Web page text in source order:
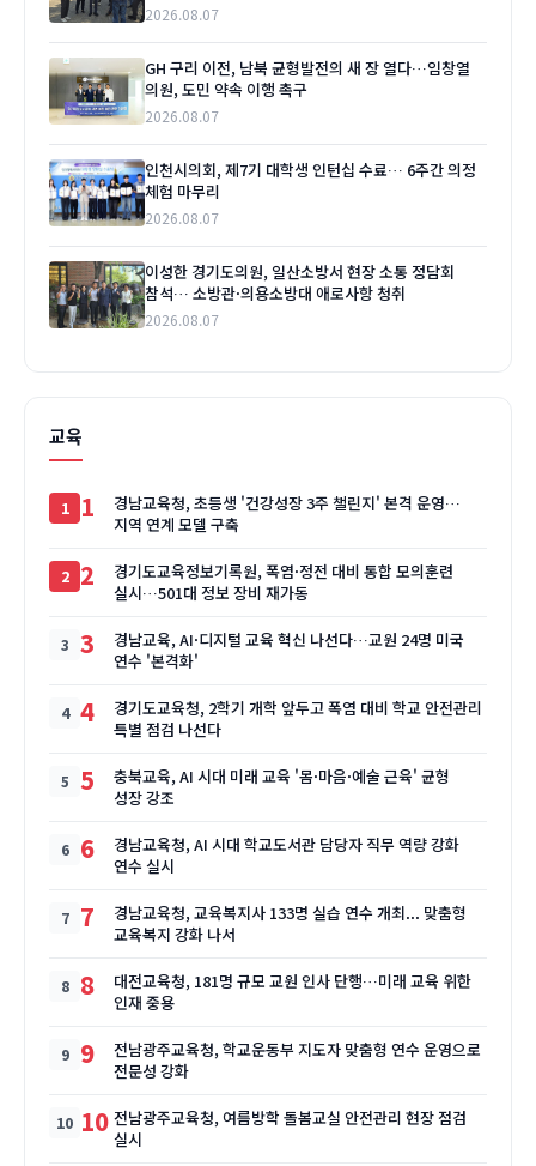
2026.08.07
GH 구리 이전, 남북 균형발전의 새 장 열다…임창열
의원, 도민 약속 이행 촉구
2026.08.07
인천시의회, 제7기 대학생 인턴십 수료… 6주간 의정
체험 마무리
2026.08.07
이성한 경기도의원, 일산소방서 현장 소통 정담회
참석… 소방관·의용소방대 애로사항 청취
2026.08.07
교육
1
경남교육청, 초등생 '건강성장 3주 챌린지' 본격 운영…
지역 연계 모델 구축
2
경기도교육정보기록원, 폭염·정전 대비 통합 모의훈련
실시…501대 정보 장비 재가동
3
경남교육, AI·디지털 교육 혁신 나선다…교원 24명 미국
연수 '본격화'
4
경기도교육청, 2학기 개학 앞두고 폭염 대비 학교 안전관리
특별 점검 나선다
5
충북교육, AI 시대 미래 교육 '몸·마음·예술 근육' 균형
성장 강조
6
경남교육청, AI 시대 학교도서관 담당자 직무 역량 강화
연수 실시
7
경남교육청, 교육복지사 133명 실습 연수 개최... 맞춤형
교육복지 강화 나서
8
대전교육청, 181명 규모 교원 인사 단행…미래 교육 위한
인재 중용
9
전남광주교육청, 학교운동부 지도자 맞춤형 연수 운영으로
전문성 강화
10 전남광주교육청, 여름방학 돌봄교실 안전관리 현장 점검
실시